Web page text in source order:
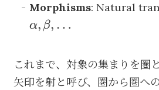
Morphisms: Natural
α, β, …
これまで、対象の集まりを圏
矢印を射と呼び、圏から圏へ